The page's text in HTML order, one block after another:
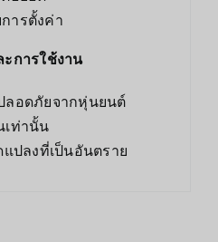
ารตั้งค่า
การใช้งาน
ลอดภัยจากหุ่นยนต์
เท่านั้น
ปลงที่เป็นอันตราย